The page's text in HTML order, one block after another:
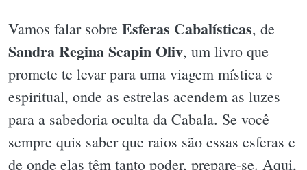
Vamos falar sobre Esferas Cabalísticas, de
Sandra Regina Scapin Oliv, um livro que
promete te levar para uma viagem mística e
espiritual, onde as estrelas acendem as luzes
para a sabedoria oculta da Cabala. Se você
sempre quis saber que raios são essas esferas e
de onde elas têm tanto poder, prepare-se. Aqui,